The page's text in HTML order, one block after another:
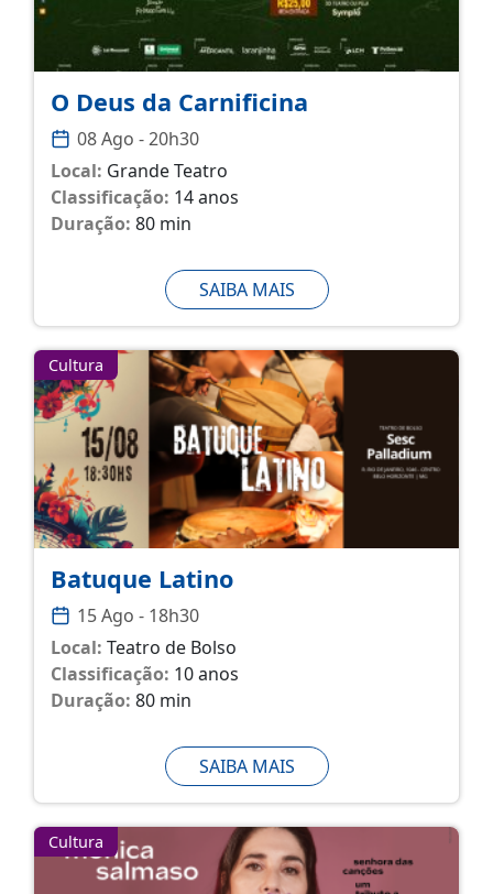
O Deus da Carnificina
08 Ago - 20h30
Local: Grande Teatro
Classificação: 14 anos
Duração: 80 min
SAIBA MAIS
Cultura
Batuque Latino
15 Ago - 18h30
Local: Teatro de Bolso
Classificação: 10 anos
Duração: 80 min
SAIBA MAIS
Cultura